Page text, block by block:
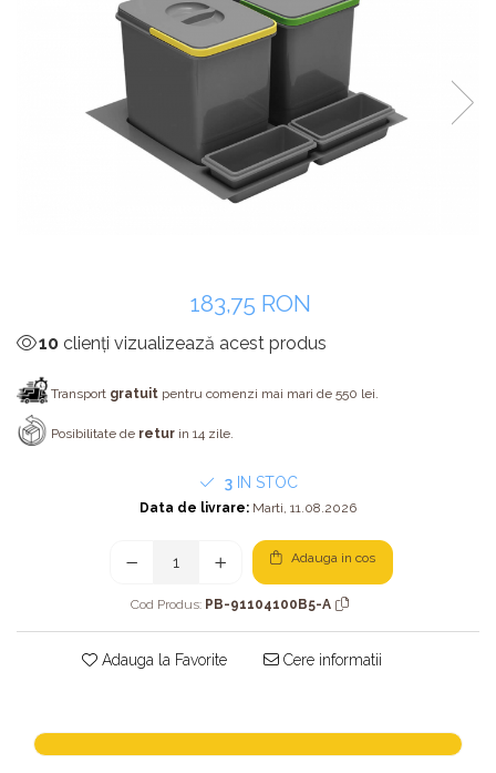
Console rafturi polite
Solutii de curatat & adezivi
Canturi ABS
Alte accesorii mobila
Clesti/ patenti
Nivela bule/ laser
183,75 RON
10 clienți vizualizează acest produs
Transport gratuit pentru comenzi mai mari de 550 lei.
Posibilitate de retur in 14 zile.
3IN STOC
Data de livrare: Marti, 11.08.2026
Adauga in cos
Cod Produs: PB-91104100B5-A
Adauga la Favorite Cere informatii